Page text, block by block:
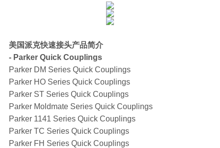
美国派克快速接头产品简介
- Parker Quick Couplings
Parker DM Series Quick Couplings
Parker HO Series Quick Couplings
Parker ST Series Quick Couplings
Parker Moldmate Series Quick Couplings
Parker 1141 Series Quick Couplings
Parker TC Series Quick Couplings
Parker FH Series Quick Couplings